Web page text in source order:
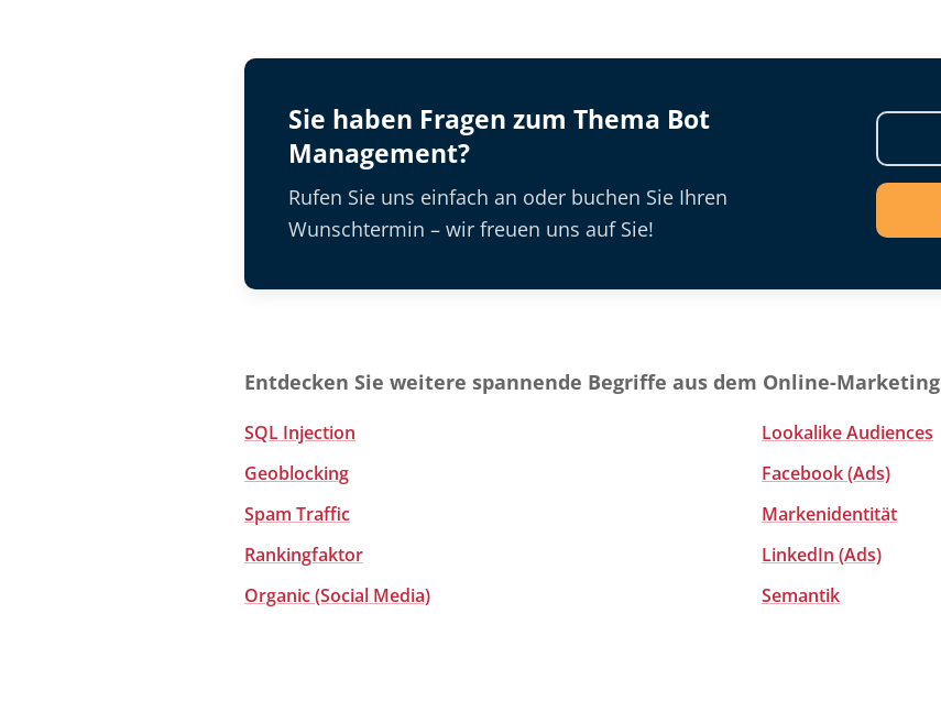
Sie haben Fragen zum Thema Bot
Management?
Rufen Sie uns einfach an oder buchen Sie Ihren
Wunschtermin – wir freuen uns auf Sie!
Entdecken Sie weitere spannende Begriffe aus dem Online-Marketing
SQL Injection
Lookalike Audiences
Geoblocking
Facebook (Ads)
Spam Traffic
Markenidentität
Rankingfaktor
LinkedIn (Ads)
Organic (Social Media)
Semantik